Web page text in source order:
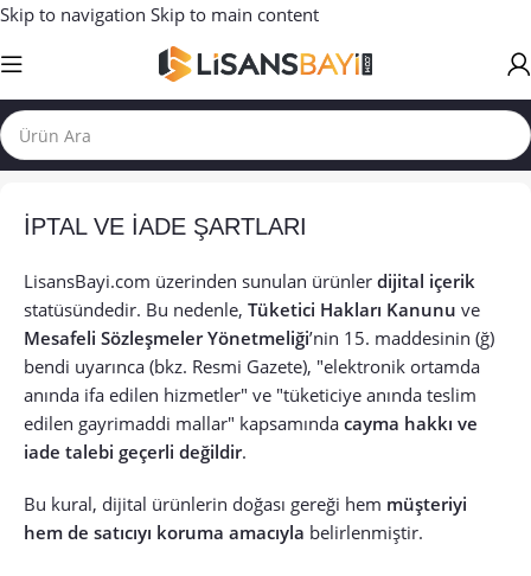
Skip to navigation Skip to main content
İPTAL VE İADE ŞARTLARI
LisansBayi.com üzerinden sunulan ürünler dijital içerik
statüsündedir. Bu nedenle, Tüketici Hakları Kanunu ve
Mesafeli Sözleşmeler Yönetmeliği’nin 15. maddesinin (ğ)
bendi uyarınca (bkz. Resmi Gazete), "elektronik ortamda
anında ifa edilen hizmetler" ve "tüketiciye anında teslim
edilen gayrimaddi mallar" kapsamında cayma hakkı ve
iade talebi geçerli değildir.
Bu kural, dijital ürünlerin doğası gereği hem müşteriyi
hem de satıcıyı koruma amacıyla belirlenmiştir.